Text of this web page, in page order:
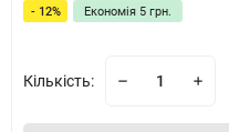
- 12% Економія 5 грн.
Кількість: